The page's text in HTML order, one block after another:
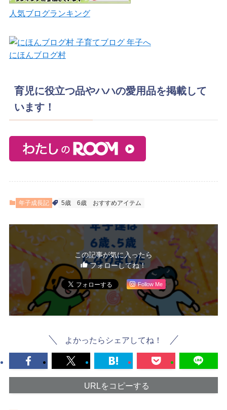
人気ブログランキング
にほんブログ村
育児に役立つ品やハハの愛用品を掲載して
います！
年子成長記 5歳 6歳 おすすめアイテム
この記事が気に入ったら
フォローしてね！
Follow Me
よかったらシェアしてね！
URLをコピーする